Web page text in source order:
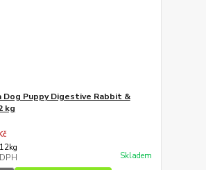
Dog Puppy Digestive Rabbit &
kg
Skladem